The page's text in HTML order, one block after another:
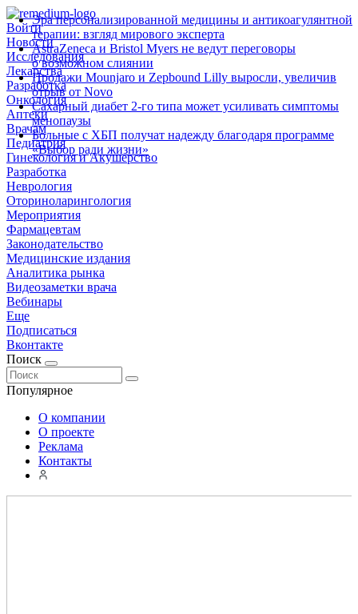
Войти
Новости
Исследования
Лекарства
Разработка
Онкология
Аптеки
Врачам
Педиатрия
Гинекология и Акушерство
Разработка
Неврология
Оториноларингология
Мероприятия
Фармацевтам
Законодательство
Медицинские издания
Аналитика рынка
Видеозаметки врача
Вебинары
Еще
Подписаться
Вконтакте
Поиск
Популярное
Эра персонализированной медицины и антикоагулянтной
терапии: взгляд мирового эксперта
AstraZeneca и Bristol Myers не ведут переговоры
о возможном слиянии
Продажи Mounjaro и Zepbound Lilly выросли, увеличив
отрыв от Novo
Сахарный диабет 2‑го типа может усиливать симптомы
менопаузы
Больные с ХБП получат надежду благодаря программе
«Выбор ради жизни»
О компании
О проекте
Реклама
Контакты